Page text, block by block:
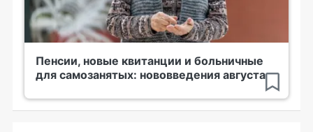
Пенсии, новые квитанции и больничные
для самозанятых: нововведения августа